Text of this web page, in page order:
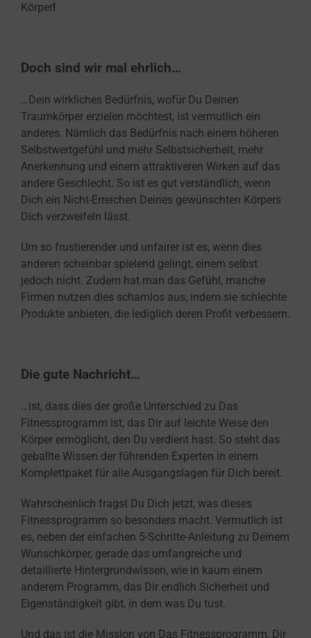
Körper!
Doch sind wir mal ehrlich…
…Dein wirkliches Bedürfnis, wofür Du Deinen
Traumkörper erzielen möchtest, ist vermutlich ein
anderes. Nämlich das Bedürfnis nach einem höheren
Selbstwertgefühl und mehr Selbstsicherheit, mehr
Anerkennung und einem attraktiveren Wirken auf das
andere Geschlecht. So ist es gut verständlich, wenn
Dich ein Nicht-Erreichen Deines gewünschten Körpers
Dich verzweifeln lässt.
Um so frustierender und unfairer ist es, wenn dies
anderen scheinbar spielend gelingt, einem selbst
jedoch nicht. Zudem hat man das Gefühl, manche
Firmen nutzen dies schamlos aus, indem sie schlechte
Produkte anbieten, die lediglich deren Profit verbessern.
Die gute Nachricht…
…ist, dass dies der große Unterschied zu Das
Fitnessprogramm ist, das Dir auf leichte Weise den
Körper ermöglicht, den Du verdient hast. So steht das
geballte Wissen der führenden Experten in einem
Komplettpaket für alle Ausgangslagen für Dich bereit.
Wahrscheinlich fragst Du Dich jetzt, was dieses
Fitnessprogramm so besonders macht. Vermutlich ist
es, neben der einfachen 5-Schritte-Anleitung zu Deinem
Wunschkörper, gerade das umfangreiche und
detaillierte Hintergrundwissen, wie in kaum einem
anderem Programm, das Dir endlich Sicherheit und
Eigenständigkeit gibt, in dem was Du tust.
Und das ist die Mission von Das Fitnessprogramm, Dir